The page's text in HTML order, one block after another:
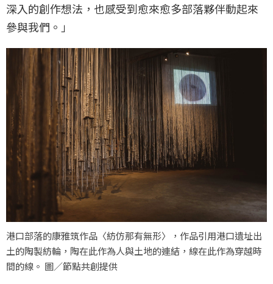
深入的創作想法，也感受到愈來愈多部落夥伴動起來
參與我們。」
港口部落的康雅筑作品〈紡仿那有無形〉，作品引用港口遺址出
土的陶製紡輪，陶在此作為人與土地的連結，線在此作為穿越時
間的線。 圖／節點共創提供